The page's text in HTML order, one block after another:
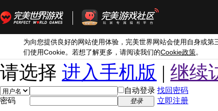
为向您提供良好的网站使用体验，完美世界网站会使用自身或第
们使用Cookie。若想了解更多，请阅读我们的Cookie政策。
请选择 进入手机版 | 继续
自动登录 找回密码
密码
登录 立即注册